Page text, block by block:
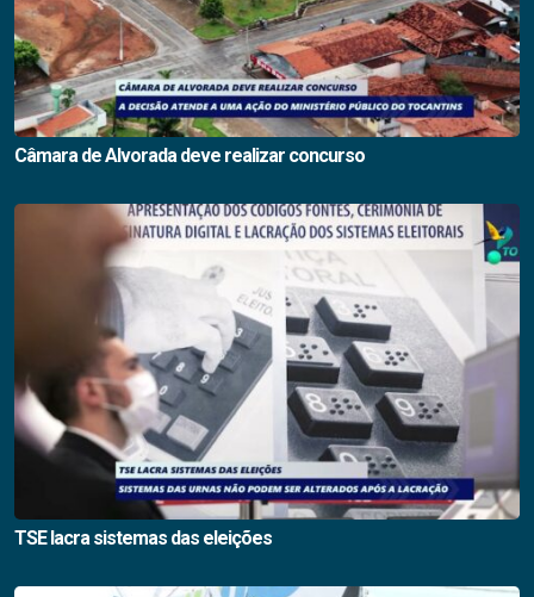
Câmara de Alvorada deve realizar concurso
TSE lacra sistemas das eleições